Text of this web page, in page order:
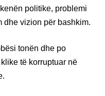
politike, problemi
dhe vizion për bashkim.
tonën dhe po
të korruptuar në